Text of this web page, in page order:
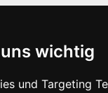
wichtig
und Targeting